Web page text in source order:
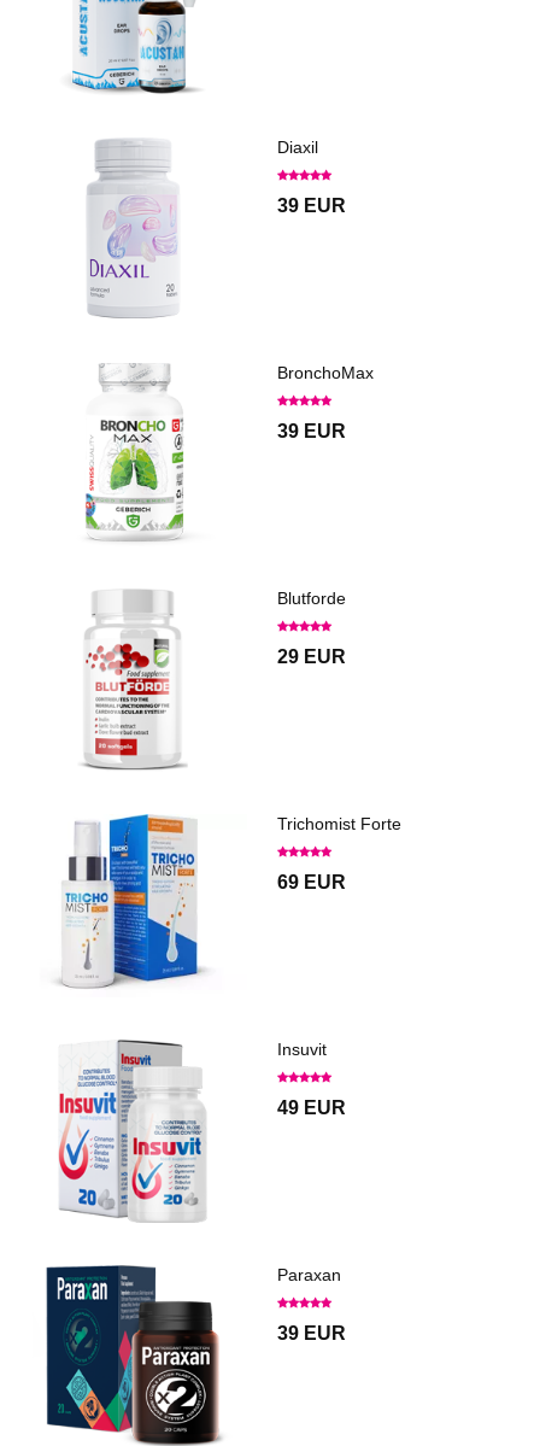
Diaxil
39 EUR
BronchoMax
39 EUR
Blutforde
29 EUR
Trichomist Forte
69 EUR
Insuvit
49 EUR
Paraxan
39 EUR